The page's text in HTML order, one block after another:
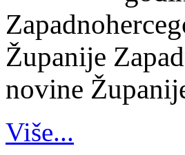
Županije
novine
Više...